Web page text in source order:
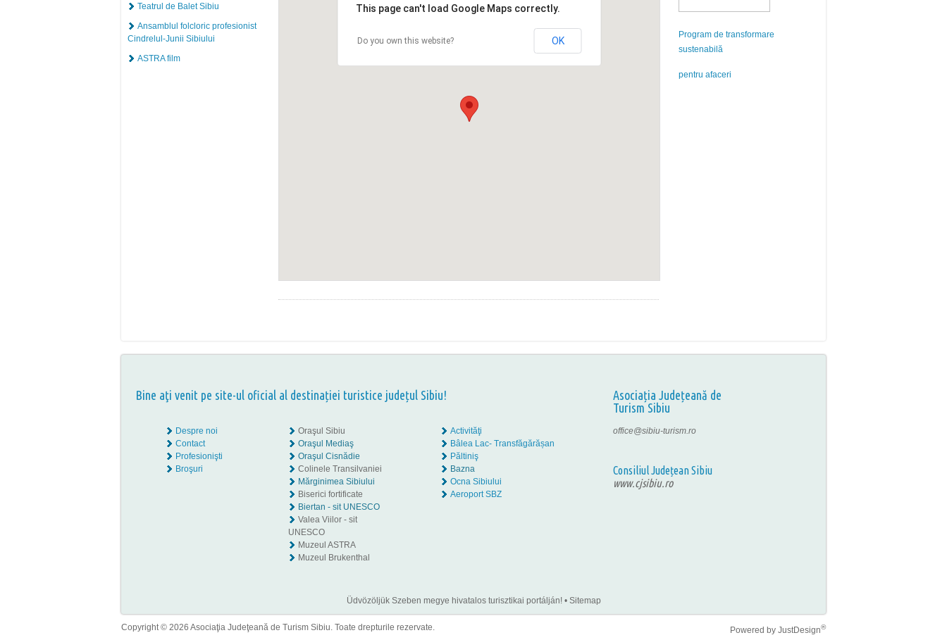
Teatrul de Balet Sibiu
Ansamblul folcloric profesionist
Cindrelul-Junii Sibiului
ASTRA film
This page can't load Google Maps correctly.
Do you own this website? OK
Program de transformare
sustenabilă
pentru afaceri
Bine aţi venit pe site-ul oficial al destinației turistice județul Sibiu!
Asociația Județeană de
Turism Sibiu
Despre noi
Contact
Profesionişti
Broşuri
Oraşul Sibiu
Oraşul Mediaş
Oraşul Cisnădie
Colinele Transilvaniei
Mărginimea Sibiului
Biserici fortificate
Biertan - sit UNESCO
Valea Viilor - sit
UNESCO
Muzeul ASTRA
Muzeul Brukenthal
Activităţi
Bâlea Lac- Transfăgărășan
Păltiniş
Bazna
Ocna Sibiului
Aeroport SBZ
office@sibiu-turism.ro
Consiliul Județean Sibiu
www.cjsibiu.ro
Üdvözöljük Szeben megye hivatalos turisztikai portálján!• Sitemap
Copyright © 2026 Asociaţia Judeţeană de Turism Sibiu. Toate drepturile rezervate. Powered by JustDesign®